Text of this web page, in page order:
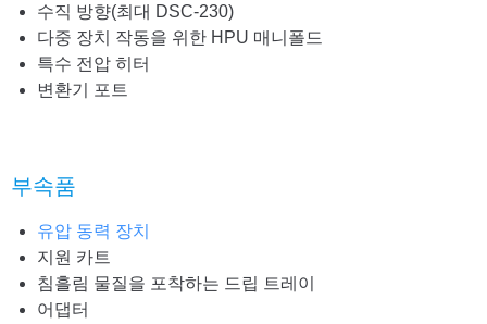
수직 방향(최대 DSC-230)
다중 장치 작동을 위한 HPU 매니폴드
특수 전압 히터
변환기 포트
부속품
유압 동력 장치
지원 카트
침흘림 물질을 포착하는 드립 트레이
어댑터